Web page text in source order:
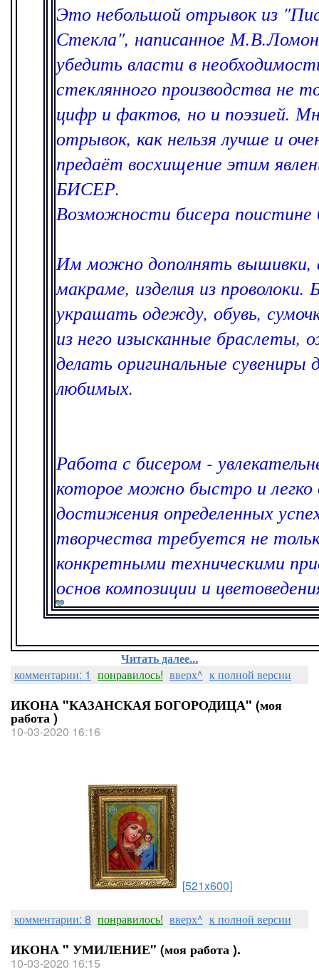
Это небольшой отрывок из
Стекла", написанное
убедить власти в
стеклянного производства не
цифр и фактов, но и поэзией.
отрывок, как нельзя лучше и
предаёт восхищение этим
БИСЕР.
Возможности бисера поистине
Им можно дополнять вышивки,
макраме, изделия из
украшать одежду, обувь,
из него изысканные браслеты,
делать оригинальные сувениры
любимых.
Работа с бисером -
которое можно быстро и легко
достижения определенных
творчества требуется не
конкретными техническими
основ композиции и
Читать далее...
комментарии: 1 понравилось! вверх^ к полной версии
ИКОНА "КАЗАНСКАЯ БОГОРОДИЦА" (моя
работа )
10-03-2020 16:16
[521x600]
комментарии: 8 понравилось! вверх^ к полной версии
ИКОНА " УМИЛЕНИЕ" (моя работа ).
10-03-2020 16:15